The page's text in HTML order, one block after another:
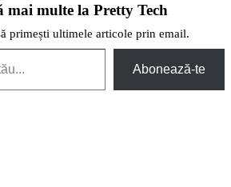
mai multe la Pretty Tech
primești ultimele articole prin email.
Abonează-te